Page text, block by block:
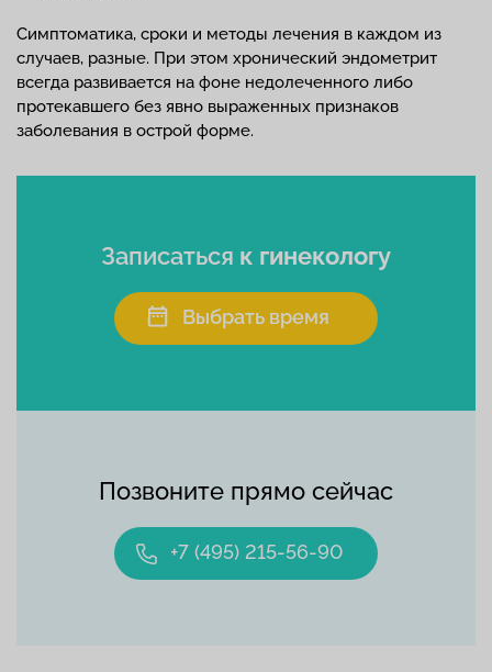
Симптоматика, сроки и методы лечения в каждом из
случаев, разные. При этом хронический эндометрит
всегда развивается на фоне недолеченного либо
протекавшего без явно выраженных признаков
заболевания в острой форме.
Позвоните прямо сейчас
+7 (495) 215-56-90
Записаться к гинекологу
Выбрать время